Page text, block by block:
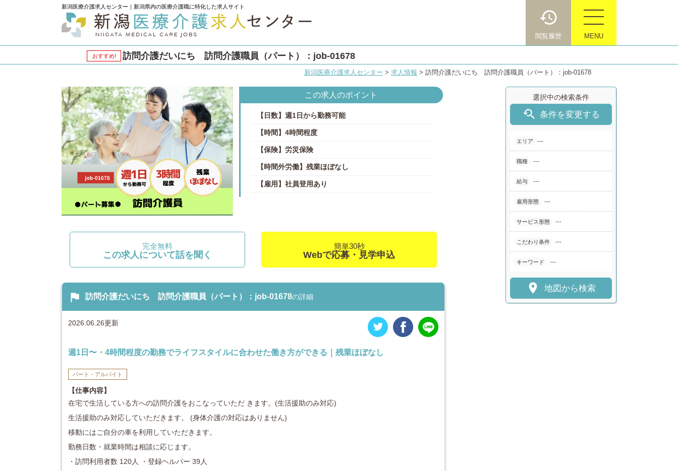
新潟医療介護求人センター｜新潟県内の医療介護職に特化した求人サイト
MENU
閲覧履歴
おすすめ! 訪問介護だいにち 訪問介護職員（パート）：job-01678
新潟医療介護求人センター > 求人情報 > 訪問介護だいにち 訪問介護職員（パート）：job-01678
選択中の検索条件
 条件を変更する
エリア ---
職種 ---
給与 ---
雇用形態 ---
サービス形態 ---
こだわり条件 ---
キーワード ---
 地図から検索
この求人のポイント
【日数】週1日から勤務可能
【時間】4時間程度
【保険】労災保険
【時間外労働】残業ほぼなし
【雇用】社員登用あり
完全無料
この求人について話を聞く
簡単30秒
Webで応募・見学申込
flag 訪問介護だいにち 訪問介護職員（パート）：job-01678の詳細
2026.06.26更新
週1日〜・4時間程度の勤務でライフスタイルに合わせた働き方ができる｜残業ほぼなし
パート・アルバイト
【仕事内容】
在宅で生活している方への訪問介護をおこなっていただ きます。(生活援助のみ対応)
生活援助のみ対応していただきます。 (身体介護の対応はありません)
移動にはご自分の車を利用していただきます。
勤務日数・就業時間は相談に応じます。
・訪問利用者数 120人 ・登録ヘルパー 39人